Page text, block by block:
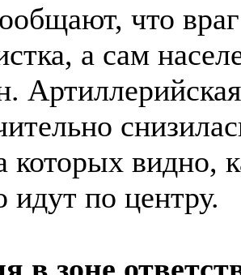
что
а сам
которых видно,
идут по центру.